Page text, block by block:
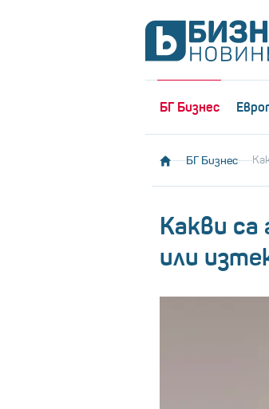
БГ Бизнес
БГ Бизнес
Какви са
или